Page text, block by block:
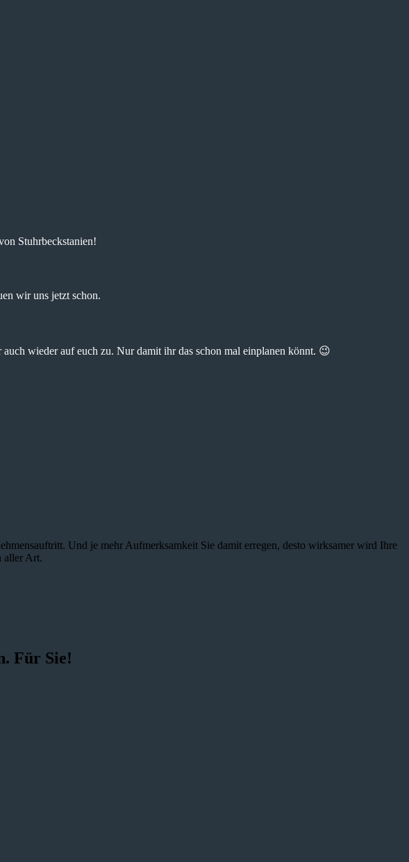
Stuhrbeckstanien!
wir uns jetzt schon.
wieder auf euch zu. Nur damit ihr das schon mal einplanen könnt. 😉
Und je mehr Aufmerksamkeit Sie damit erregen, desto wirksamer wird Ihre
aller Art.
Für Sie!